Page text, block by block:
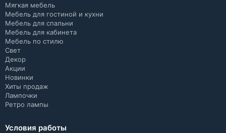
Мягкая мебель
Мебель для гостиной и кухни
Мебель для спальни
Мебель для кабинета
Мебель по стилю
Свет
Декор
Акции
Новинки
Хиты продаж
Лампочки
Ретро лампы
Условия работы